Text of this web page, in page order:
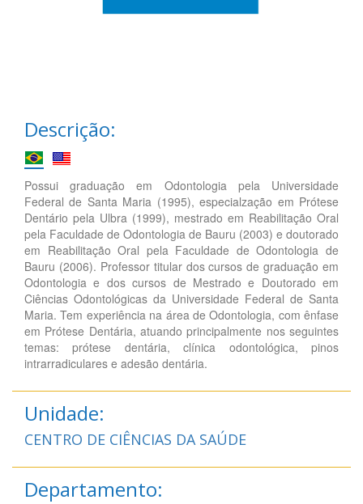
Descrição:
Possui graduação em Odontologia pela Universidade
Federal de Santa Maria (1995), especialzação em Prótese
Dentário pela Ulbra (1999), mestrado em Reabilitação Oral
pela Faculdade de Odontologia de Bauru (2003) e doutorado
em Reabilitação Oral pela Faculdade de Odontologia de
Bauru (2006). Professor titular dos cursos de graduação em
Odontologia e dos cursos de Mestrado e Doutorado em
Ciências Odontológicas da Universidade Federal de Santa
Maria. Tem experiência na área de Odontologia, com ênfase
em Prótese Dentária, atuando principalmente nos seguintes
temas: prótese dentária, clínica odontológica, pinos
intrarradiculares e adesão dentária.
Unidade:
CENTRO DE CIÊNCIAS DA SAÚDE
Departamento: